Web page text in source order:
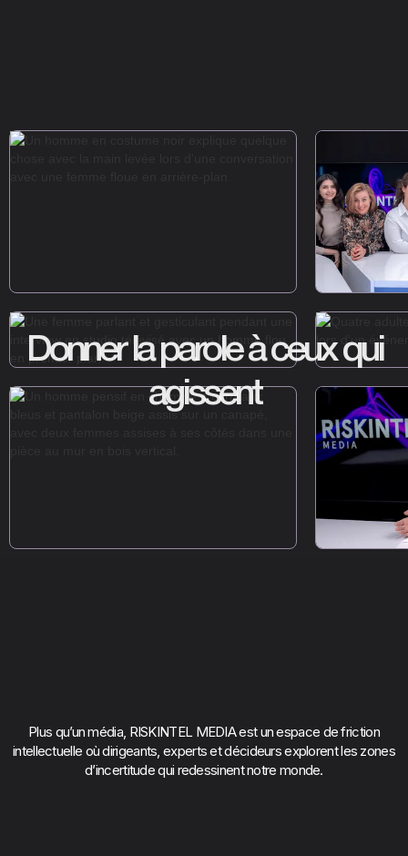
Donner la parole à ceux qui
agissent
Plus qu’un média, RISKINTEL MEDIA est un espace de friction
intellectuelle où dirigeants, experts et décideurs explorent les zones
d’incertitude qui redessinent notre monde.